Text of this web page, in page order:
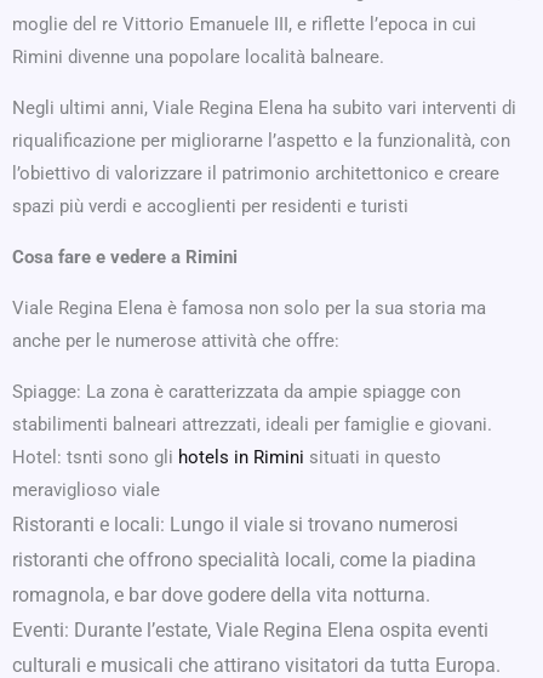
moglie del re Vittorio Emanuele III, e riflette l’epoca in cui
Rimini divenne una popolare località balneare.
Negli ultimi anni, Viale Regina Elena ha subito vari interventi di
riqualificazione per migliorarne l’aspetto e la funzionalità, con
l’obiettivo di valorizzare il patrimonio architettonico e creare
spazi più verdi e accoglienti per residenti e turisti
Cosa fare e vedere a Rimini
Viale Regina Elena è famosa non solo per la sua storia ma
anche per le numerose attività che offre:
Spiagge: La zona è caratterizzata da ampie spiagge con
stabilimenti balneari attrezzati, ideali per famiglie e giovani.
Hotel: tsnti sono gli hotels in Rimini situati in questo
meraviglioso viale
Ristoranti e locali: Lungo il viale si trovano numerosi
ristoranti che offrono specialità locali, come la piadina
romagnola, e bar dove godere della vita notturna.
Eventi: Durante l’estate, Viale Regina Elena ospita eventi
culturali e musicali che attirano visitatori da tutta Europa.